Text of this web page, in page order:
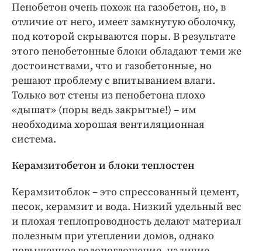
Пенобетон очень похож на газобетон, но, в
отличие от него, имеет замкнутую оболочку,
под которой скрываются поры. В результате
этого пенобетонные блоки обладают теми же
достоинствами, что и газобетонные, но
решают проблему с впитыванием влаги.
Только вот стены из пенобетона плохо
«дышат» (поры ведь закрытые!) – им
необходима хорошая вентиляционная
система.
Керамзитобетон и блоки теплостен
Керамзитоблок – это спрессованный цемент,
песок, керамзит и вода. Низкий удельный вес
и плохая теплопроводность делают материал
полезным при утеплении домов, однако